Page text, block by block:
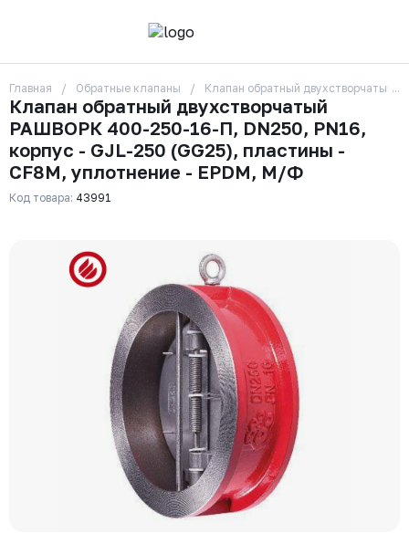
О компании
Контакты
Бренды
Отзывы
Сотрудники
Вакансии
Доставка
Гарантии
Новости
Реквизиты
+7 (495) 215-24-81
Заказать звонок
zakaz325@ks-rus.com
Email для связи
Одинцово, Внуковская 9, пав. 31
Пункт выдачи заказов
Главная Обратные клапаны Клапан обратный двухстворчатый
Клапан обратный двухстворчатый
РАШВОРК 400-250-16-П, DN250, PN16,
корпус - GJL-250 (GG25), пластины -
CF8M, уплотнение - EPDM, М/Ф
Код товара: 43991